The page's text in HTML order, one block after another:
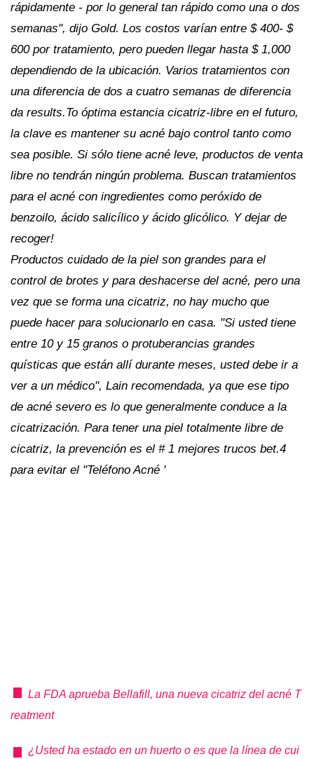
rápidamente - por lo general tan rápido como una o dos
semanas", dijo Gold. Los costos varían entre $ 400- $
600 por tratamiento, pero pueden llegar hasta $ 1,000
dependiendo de la ubicación. Varios tratamientos con
una diferencia de dos a cuatro semanas de diferencia
da results.To óptima estancia cicatriz-libre en el futuro,
la clave es mantener su acné bajo control tanto como
sea posible. Si sólo tiene acné leve, productos de venta
libre no tendrán ningún problema. Buscan tratamientos
para el acné con ingredientes como peróxido de
benzoilo, ácido salicílico y ácido glicólico. Y dejar de
recoger!
Productos cuidado de la piel son grandes para el
control de brotes y para deshacerse del acné, pero una
vez que se forma una cicatriz, no hay mucho que
puede hacer para solucionarlo en casa. "Si usted tiene
entre 10 y 15 granos o protuberancias grandes
quísticas que están allí durante meses, usted debe ir a
ver a un médico", Lain recomendada, ya que ese tipo
de acné severo es lo que generalmente conduce a la
cicatrización. Para tener una piel totalmente libre de
cicatriz, la prevención es el # 1 mejores trucos bet.4
para evitar el "Teléfono Acné '
La FDA aprueba Bellafill, una nueva cicatriz del acné T
reatment
¿Usted ha estado en un huerto o es que la línea de cui